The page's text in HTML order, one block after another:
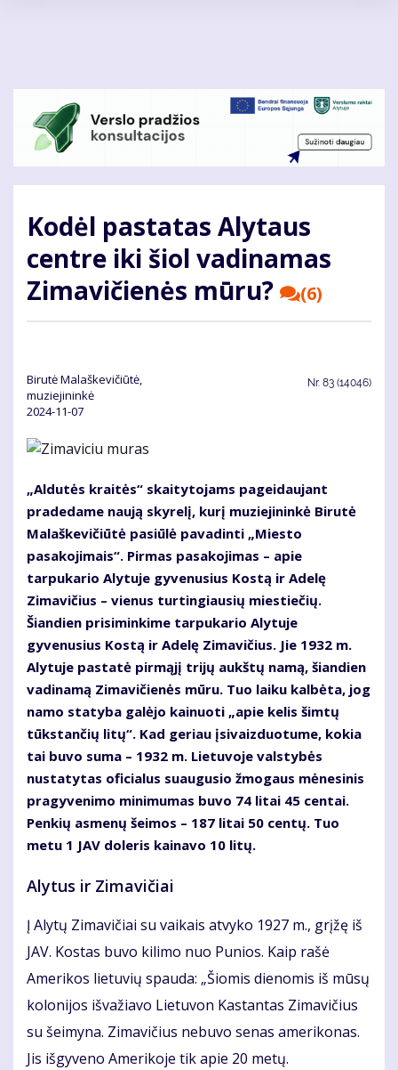
Kodėl pastatas Alytaus
centre iki šiol vadinamas
Zimavičienės mūru?
(6)
Birutė Malaškevičiūtė,
muziejininkė
2024-11-07
Nr. 83 (14046)
„Aldutės kraitės“ skaitytojams pageidaujant
pradedame naują skyrelį, kurį muziejininkė Birutė
Malaškevičiūtė pasiūlė pavadinti „Miesto
pasakojimais“. Pirmas pasakojimas – apie
tarpukario Alytuje gyvenusius Kostą ir Adelę
Zimavičius – vienus turtingiausių miestiečių.
Šiandien prisiminkime tarpukario Alytuje
gyvenusius Kostą ir Adelę Zimavičius. Jie 1932 m.
Alytuje pastatė pirmąjį trijų aukštų namą, šiandien
vadinamą Zimavičienės mūru. Tuo laiku kalbėta, jog
namo statyba galėjo kainuoti „apie kelis šimtų
tūkstančių litų“. Kad geriau įsivaizduotume, kokia
tai buvo suma – 1932 m. Lietuvoje valstybės
nustatytas oficialus suaugusio žmogaus mėnesinis
pragyvenimo minimumas buvo 74 litai 45 centai.
Penkių asmenų šeimos – 187 litai 50 centų. Tuo
metu 1 JAV doleris kainavo 10 litų.
Alytus ir Zimavičiai
Į Alytų Zimavičiai su vaikais atvyko 1927 m., grįžę iš
JAV. Kostas buvo kilimo nuo Punios. Kaip rašė
Amerikos lietuvių spauda: „Šiomis dienomis iš mūsų
kolonijos išvažiavo Lietuvon Kastantas Zimavičius
su šeimyna. Zimavičius nebuvo senas amerikonas.
Jis išgyveno Amerikoje tik apie 20 metų.